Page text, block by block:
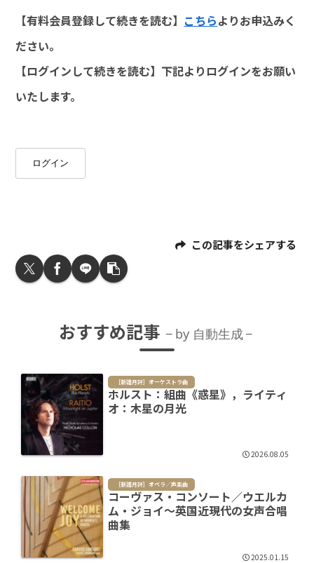
【有料会員登録して続きを読む】 こちらよりお申込みく
ださい。
【ログインして続きを読む】下記よりログインをお願い
いたします。
ログイン
この記事をシェアする
おすすめ記事 by 自動生成
［新譜月評］オーケストラ曲
ホルスト：組曲《惑星》，ライティ
オ：木星の月光
2026.08.05
［新譜月評］オペラ／声楽曲
コーヴァス・コンソート／ウエルカ
ム・ジョイ～英国近現代の女声合唱
曲集
2025.01.15